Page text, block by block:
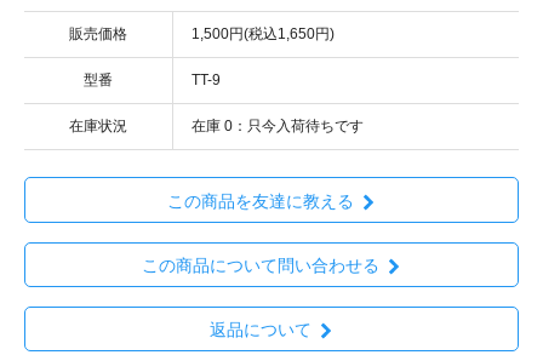
販売価格 1,500円(税込1,650円)
型番 TT-9
在庫状況 在庫 0：只今入荷待ちです
この商品を友達に教える
この商品について問い合わせる
返品について